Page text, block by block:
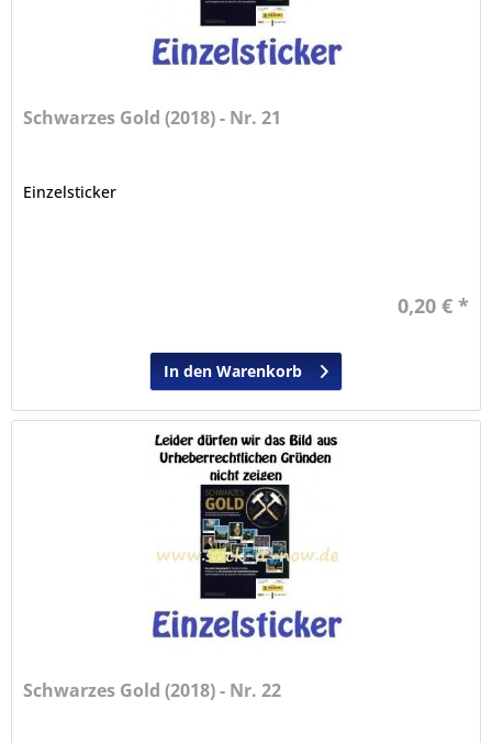
Schwarzes Gold (2018) - Nr. 21
Einzelsticker
0,20 € *
In den Warenkorb
Schwarzes Gold (2018) - Nr. 22